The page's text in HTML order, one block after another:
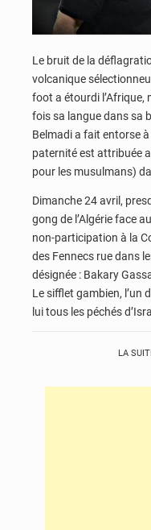
Le bruit de la
volcanique
foot a étourdi l’Afrique,
fois sa langue dans sa
Belmadi a fait entorse
paternité est attribuée
pour les musulmans)
Dimanche 24 avril,
gong de l’Algérie face
non-participation à la
des Fennecs rue dans
désignée : Bakary
Le sifflet gambien, l’un
lui tous les péchés
LA